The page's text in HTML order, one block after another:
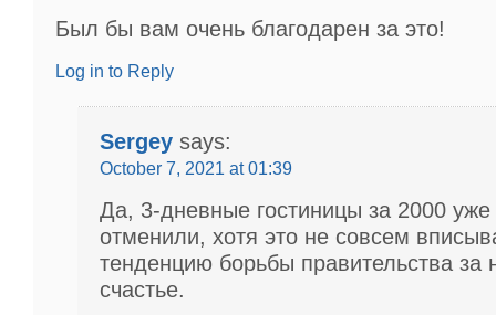
Был бы вам очень благодарен за это!
Log in to Reply
Sergey says:
October 7, 2021 at 01:39
Да, 3-дневные гостиницы за 2000 уже
отменили, хотя это не совсем
тенденцию борьбы правительства за
счастье.